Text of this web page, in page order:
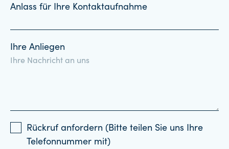
Anlass für Ihre Kontaktaufnahme
Ihre Anliegen
Rückruf anfordern (Bitte teilen Sie uns Ihre
Telefonnummer mit)